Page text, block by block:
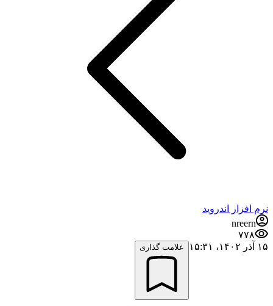
نرم افزار اندروید
nreern
۷۷۸
۱۵ آذر ۱۴۰۲،‏ ۱۵:۳۱
علامت گذاری